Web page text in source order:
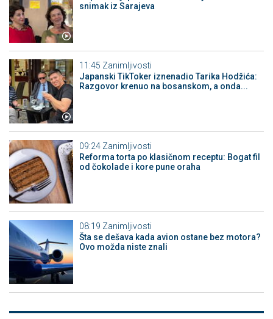
snimak iz Sarajeva
11:45 Zanimljivosti
Japanski TikToker iznenadio Tarika Hodžića:
Razgovor krenuo na bosanskom, a onda...
09:24 Zanimljivosti
Reforma torta po klasičnom receptu: Bogat fil
od čokolade i kore pune oraha
08:19 Zanimljivosti
Šta se dešava kada avion ostane bez motora?
Ovo možda niste znali